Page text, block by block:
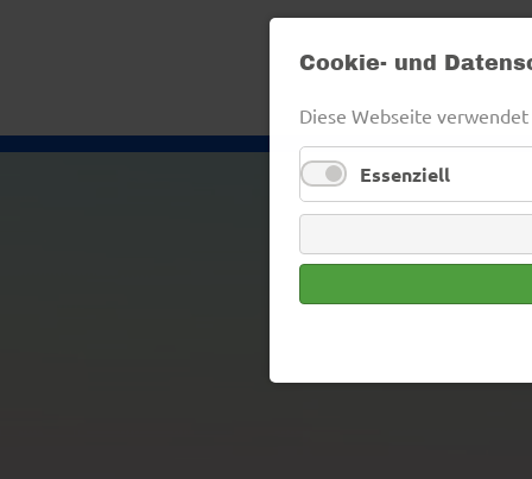
Cookie- und
Diese Webseite
Essenziell